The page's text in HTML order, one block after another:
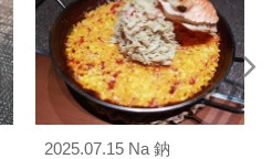
2025.07.15 Na 鈉